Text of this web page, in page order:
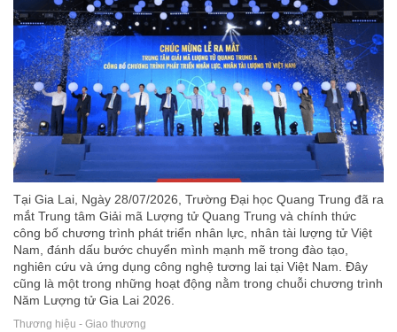
Tại Gia Lai, Ngày 28/07/2026, Trường Đại học Quang Trung đã ra
mắt Trung tâm Giải mã Lượng tử Quang Trung và chính thức
công bố chương trình phát triển nhân lực, nhân tài lượng tử Việt
Nam, đánh dấu bước chuyển mình mạnh mẽ trong đào tạo,
nghiên cứu và ứng dụng công nghệ tương lai tại Việt Nam. Đây
cũng là một trong những hoạt động nằm trong chuỗi chương trình
Năm Lượng tử Gia Lai 2026.
Thương hiệu - Giao thương